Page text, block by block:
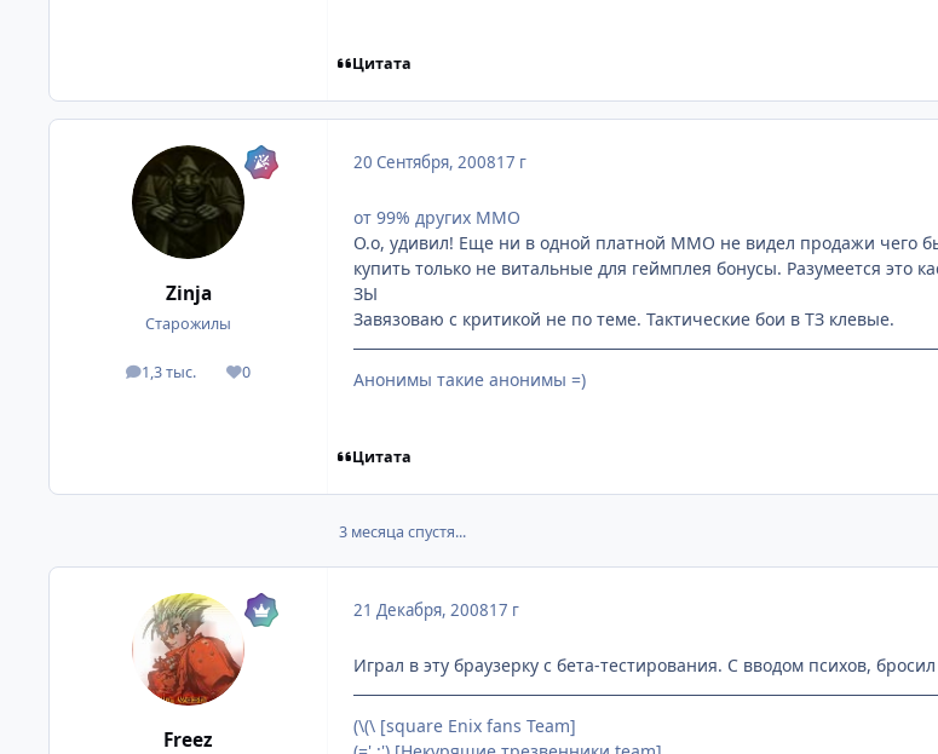
Цитата
Zinja
Старожилы
1,3 тыс.
посты 0
Репутация
20 Сентября, 200817 г
от 99% других ММО
О.о, удивил! Еще ни в одной платной ММО не видел продажи чего
купить только не витальные для геймплея бонусы. Разумеется это
ЗЫ
Завязоваю с критикой не по теме. Тактические бои в ТЗ клевые.
Анонимы такие анонимы =)
Цитата
3 месяца спустя...
Freez
21 Декабря, 200817 г
Играл в эту браузерку с бета-тестирования. С вводом психов,
(\(\ [square Enix fans Team]